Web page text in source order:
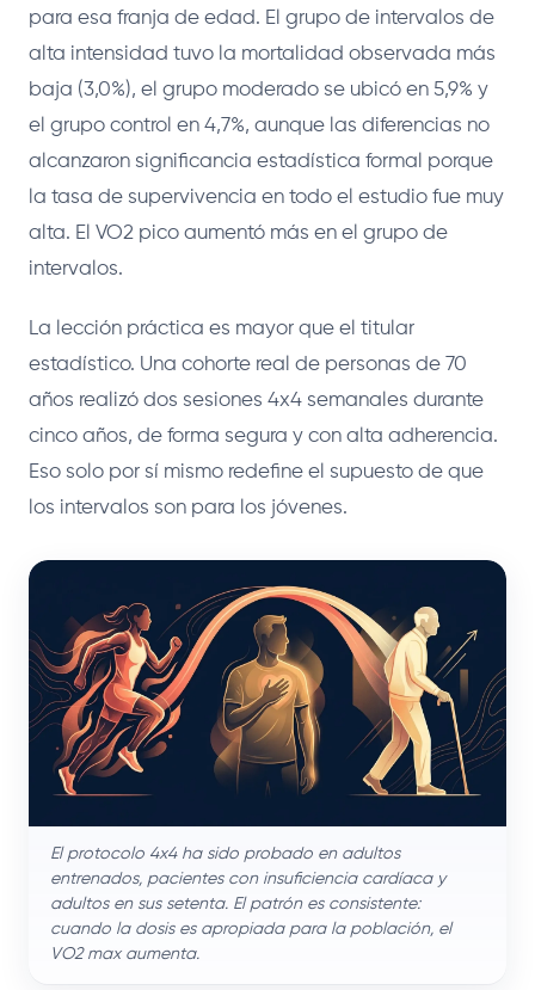
para esa franja de edad. El grupo de intervalos de
alta intensidad tuvo la mortalidad observada más
baja (3,0%), el grupo moderado se ubicó en 5,9% y
el grupo control en 4,7%, aunque las diferencias no
alcanzaron significancia estadística formal porque
la tasa de supervivencia en todo el estudio fue muy
alta. El VO2 pico aumentó más en el grupo de
intervalos.
La lección práctica es mayor que el titular
estadístico. Una cohorte real de personas de 70
años realizó dos sesiones 4x4 semanales durante
cinco años, de forma segura y con alta adherencia.
Eso solo por sí mismo redefine el supuesto de que
los intervalos son para los jóvenes.
El protocolo 4x4 ha sido probado en adultos
entrenados, pacientes con insuficiencia cardíaca y
adultos en sus setenta. El patrón es consistente:
cuando la dosis es apropiada para la población, el
VO2 max aumenta.